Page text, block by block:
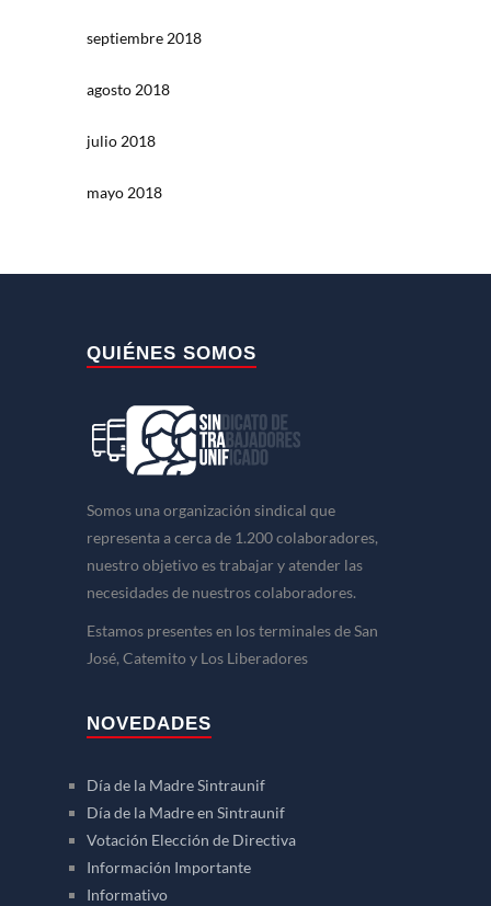
septiembre 2018
agosto 2018
julio 2018
mayo 2018
QUIÉNES SOMOS
Somos una organización sindical que
representa a cerca de 1.200 colaboradores,
nuestro objetivo es trabajar y atender las
necesidades de nuestros colaboradores.
Estamos presentes en los terminales de San
José, Catemito y Los Liberadores
NOVEDADES
Día de la Madre Sintraunif
Día de la Madre en Sintraunif
Votación Elección de Directiva
Información Importante
Informativo